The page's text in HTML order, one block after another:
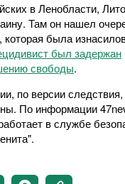
в Ленобласти,
Там он нашел
была
был задержан
свободы.
по версии
По информации
в службе